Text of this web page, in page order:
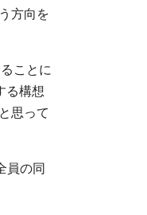
方向を
ことに
る構想
思って
員の同